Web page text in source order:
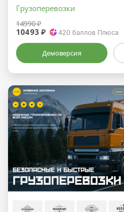
Грузоперевозки
14990 ₽
10493 ₽ 420 баллов Плюса
Демоверсия